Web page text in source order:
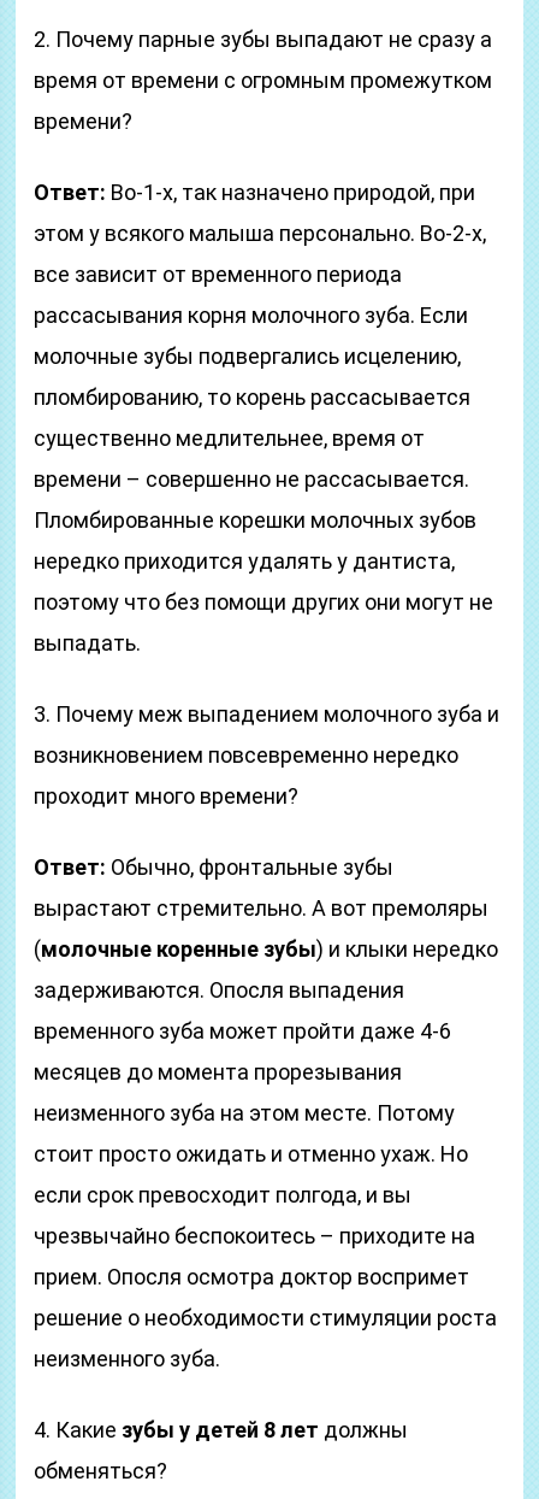
2. Почему парные зубы выпадают не сразу а
время от времени с огромным промежутком
времени?
Ответ: Во-1-х, так назначено природой, при
этом у всякого малыша персонально. Во-2-х,
все зависит от временного периода
рассасывания корня молочного зуба. Если
молочные зубы подвергались исцелению,
пломбированию, то корень рассасывается
существенно медлительнее, время от
времени – совершенно не рассасывается.
Пломбированные корешки молочных зубов
нередко приходится удалять у дантиста,
поэтому что без помощи других они могут не
выпадать.
3. Почему меж выпадением молочного зуба и
возникновением повсевременно нередко
проходит много времени?
Ответ: Обычно, фронтальные зубы
вырастают стремительно. А вот премоляры
(молочные коренные зубы) и клыки нередко
задерживаются. Опосля выпадения
временного зуба может пройти даже 4-6
месяцев до момента прорезывания
неизменного зуба на этом месте. Потому
стоит просто ожидать и отменно ухаж. Но
если срок превосходит полгода, и вы
чрезвычайно беспокоитесь – приходите на
прием. Опосля осмотра доктор воспримет
решение о необходимости стимуляции роста
неизменного зуба.
4. Какие зубы у детей 8 лет должны
обменяться?